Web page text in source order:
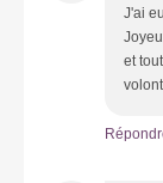
J'ai
et